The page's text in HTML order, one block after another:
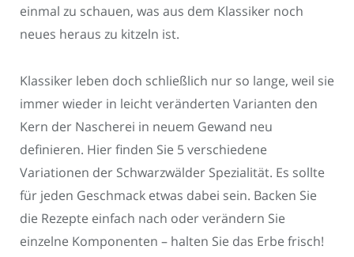
einmal zu schauen, was aus dem Klassiker noch
neues heraus zu kitzeln ist.
Klassiker leben doch schließlich nur so lange, weil sie
immer wieder in leicht veränderten Varianten den
Kern der Nascherei in neuem Gewand neu
definieren. Hier finden Sie 5 verschiedene
Variationen der Schwarzwälder Spezialität. Es sollte
für jeden Geschmack etwas dabei sein. Backen Sie
die Rezepte einfach nach oder verändern Sie
einzelne Komponenten – halten Sie das Erbe frisch!